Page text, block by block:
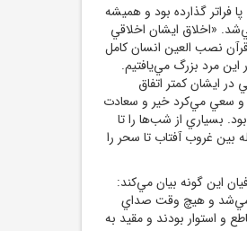
فراتر گذارده بود و هميشه
«اخلاق ايشان اخلاقي
نصب العين انسان کامل
مرد بزرگ مي‌يافتيم.
ايشان کمتر اتفاق
و سعي مي‌کرد خير و سعادت
بسياري از شب‌ها را تا
بين غروب آفتاب تا سحر را
اين گونه بيان مي‌کند:
نمي‌شد و هيچ وقت صداي
و استوار بودند و مقيد به